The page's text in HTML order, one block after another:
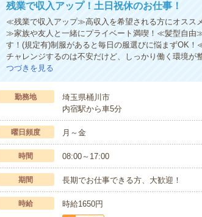
残業で収入アップ！土日祝休のお仕事！
≪残業で収入アップ≫高収入を希望される方にオスス
≫家族や友人と一緒にプライベート満喫！≪髪型自由
す！(規定有)制服があると毎日の服選びに悩まずOK
チャレンジするのは不安だけど、しっかり働く環境
つづきを見る
勤務地
埼玉県桶川市
内宿駅から車5分
曜日頻度 月～金
時間 08:00～17:00
期間 長期でお仕事できる方、大歓迎！
時給 時給1650円